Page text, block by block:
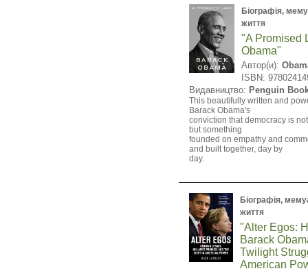
Біографія,
життя
"A Promised
Obama"
Автор(и):
ISBN:
Видавництво: Penguin
This beautifully written and
Barack Obama's
conviction that democracy is
but something
founded on empathy and
and built together, day by
day.
Біографія,
життя
"Alter Egos:
Barack
Twilight
American